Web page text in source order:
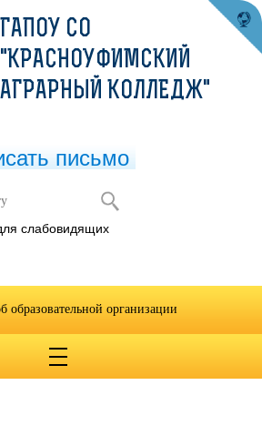
ГАПОУ СО
"КРАСНОУФИМСКИЙ
АГРАРНЫЙ КОЛЛЕДЖ"
письмо
слабовидящих
образовательной организации